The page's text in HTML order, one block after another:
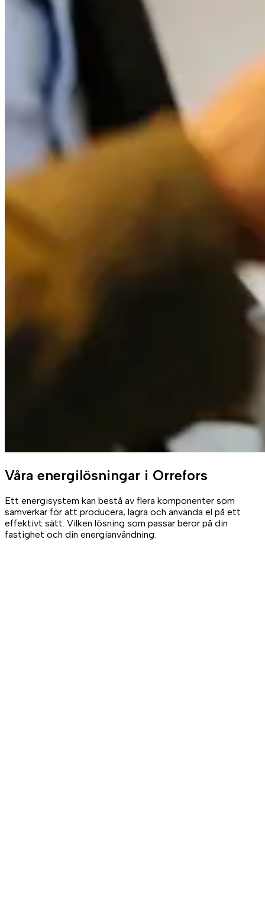
Våra energilösningar i Orrefors
Ett energisystem kan bestå av flera komponenter som
samverkar för att producera, lagra och använda el på ett
effektivt sätt. Vilken lösning som passar beror på din
fastighet och din energianvändning.